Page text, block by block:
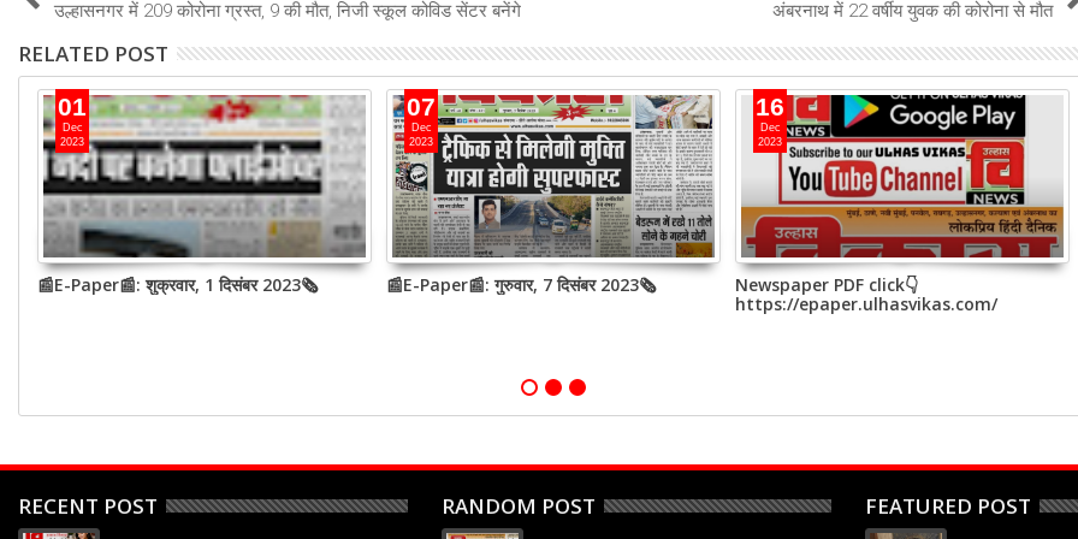
उल्हासनगर में 209 कोरोना ग्रस्त, 9 की मौत, निजी स्कूल कोविड सेंटर बनेंगे अंबरनाथ में 22 वर्षीय युवक की कोरोना से मौत
RELATED POST
01
Dec
2023
📰E-Paper📰: शुक्रवार, 1 दिसंबर 2023🗞
07
Dec
2023
📰E-Paper📰: गुरुवार, 7 दिसंबर 2023🗞
16
Dec
2023
Newspaper PDF click👇
https://epaper.ulhasvikas.com/
RECENT POST RANDOM POST FEATURED POST